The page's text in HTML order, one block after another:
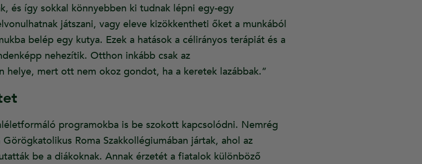
és így sokkal könnyebben ki tudnak lépni egy-egy
játszani, vagy eleve kizökkentheti őket a munkából
belép egy kutya. Ezek a hatások a célirányos terápiát és a
nehezítik. Otthon inkább csak az
helye, mert ott nem okoz gondot, ha a keretek lazábbak.”
programokba is be szokott kapcsolódni. Nemrég
Roma Szakkollégiumában jártak, ahol az
be a diákoknak. Annak érzetét a fiatalok különböző